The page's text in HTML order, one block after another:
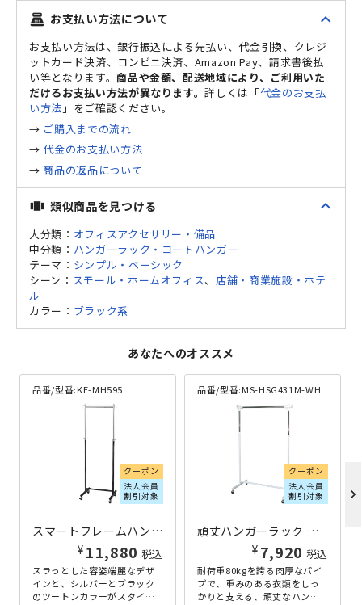
point_of_sale お支払い方法について expand_less
お支払い方法は、銀行振込による先払い、代金引換、クレジ
ットカード決済、コンビニ決済、Amazon Pay、請求書後払
い等となります。商品や金額、配送地域により、ご利用いた
だけるお支払い方法が異なります。詳しくは「代金のお支払
い方法 」をご確認ください。
→ ご購入までの流れ
→代金のお支払い方法
→ 商品の返品について
view_carousel 類似商品を見つける expand_less
大分類： オフィスアクセサリー・備品
中分類： ハンガーラック・コートハンガー
テーマ： シンプル・ベーシック
シーン： スモール・ホームオフィス、 店舗・商業施設・ホテ
ル
カラー： ブラック系
あなたへのオススメ
品番/型番:KE-MH595
クーポン
法人会員
割引対象
スマートフレームハンガー W595×D435×H1140-1600 ブラック
¥ 11,880 税込
スラっとした容姿端麗なデザ
インと、シルバーとブラック
のツートンカラーがスタイリ
品番/型番:MS-HSG431M-WH
クーポン
法人会員
割引対象
頑丈ハンガーラック W900×D430×H1000-1600 ホワイト
¥ 7,920 税込
耐荷重80kgを誇る肉厚なパイ
プで、重みのある衣類をしっ
かりと支える、頑丈なハンガ
chevron_right